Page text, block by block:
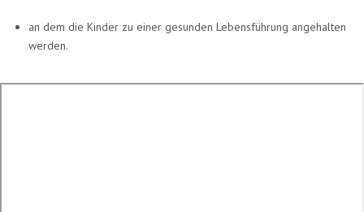
an dem die Kinder zu einer gesunden Lebensführung angehalten
werden.